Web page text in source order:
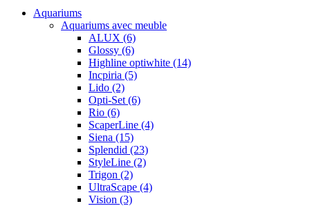
Aquariums
Aquariums avec meuble
ALUX (6)
Glossy (6)
Highline optiwhite (14)
Incpiria (5)
Lido (2)
Opti-Set (6)
Rio (6)
ScaperLine (4)
Siena (15)
Splendid (23)
StyleLine (2)
Trigon (2)
UltraScape (4)
Vision (3)